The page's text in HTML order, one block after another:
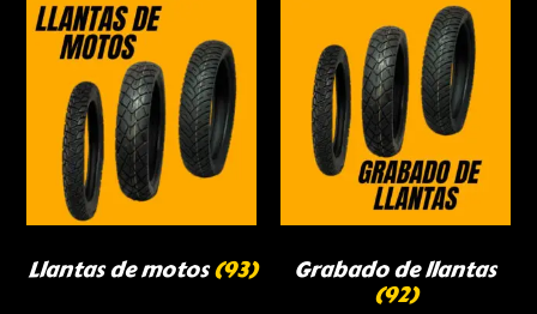
Llantas de motos(93) Grabado de llantas
(92)